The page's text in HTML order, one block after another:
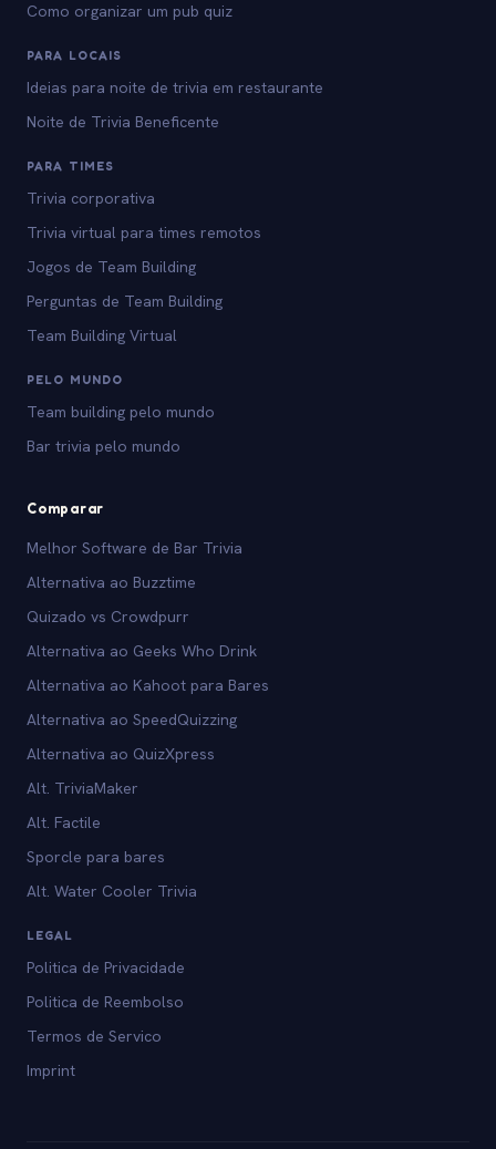
Como organizar um pub quiz
PARA LOCAIS
Ideias para noite de trivia em restaurante
Noite de Trivia Beneficente
PARA TIMES
Trivia corporativa
Trivia virtual para times remotos
Jogos de Team Building
Perguntas de Team Building
Team Building Virtual
PELO MUNDO
Team building pelo mundo
Bar trivia pelo mundo
Comparar
Melhor Software de Bar Trivia
Alternativa ao Buzztime
Quizado vs Crowdpurr
Alternativa ao Geeks Who Drink
Alternativa ao Kahoot para Bares
Alternativa ao SpeedQuizzing
Alternativa ao QuizXpress
Alt. TriviaMaker
Alt. Factile
Sporcle para bares
Alt. Water Cooler Trivia
LEGAL
Politica de Privacidade
Politica de Reembolso
Termos de Servico
Imprint